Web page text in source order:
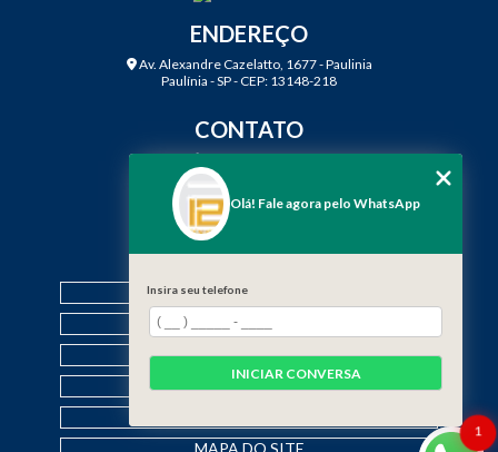
ENDEREÇO
Av. Alexandre Cazelatto, 1677 - Paulinia
Paulínia - SP - CEP: 13148-218
CONTATO
(19) 99968-7979
contato@f12engenharia.com.br
MENU
HOME
QUEM SOMOS
SERVIÇOS
CONTATO
1
Olá! Fale agora pelo WhatsApp
Insira seu telefone
INICIAR CONVERSA